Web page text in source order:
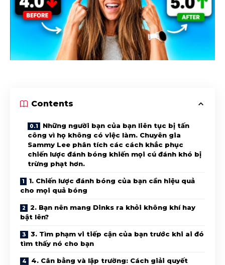
Contents
Những người bạn của bạn liên tục bị tấn
công vì họ không có việc làm. Chuyên gia
Sammy Lee phân tích các cách khắc phục
chiến lược đánh bóng khiến mọi cú đánh khó bị
trừng phạt hơn.
1. Chiến lược đánh bóng của bạn cần hiệu quả
cho mọi quả bóng
2. Bạn nên mang Dinks ra khỏi không khí hay
bật lên?
3. Tìm phạm vi tiếp cận của bạn trước khi ai đó
tìm thấy nó cho bạn
4. Cân bằng và lập trường: Cách giải quyết